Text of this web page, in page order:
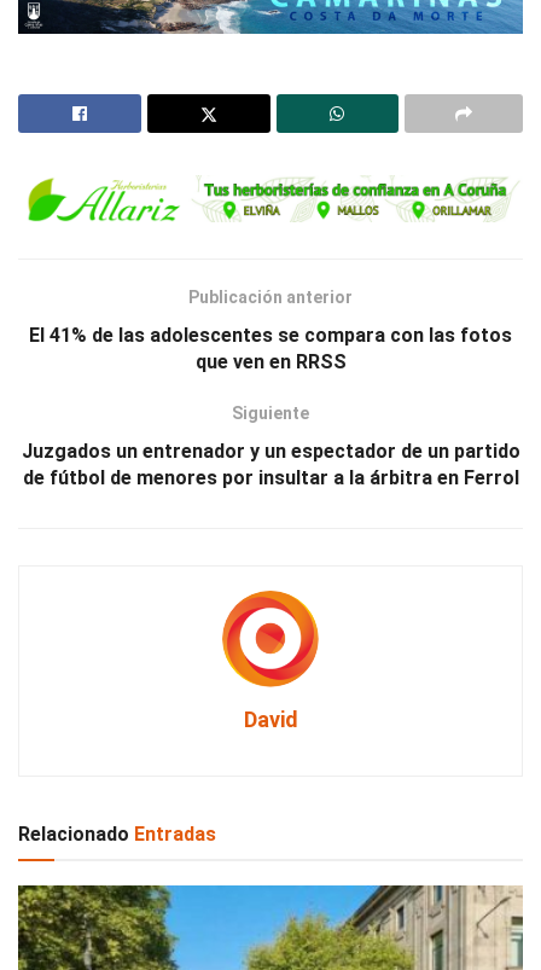
Publicación anterior
El 41% de las adolescentes se compara con las fotos
que ven en RRSS
Siguiente
Juzgados un entrenador y un espectador de un partido
de fútbol de menores por insultar a la árbitra en Ferrol
David
Relacionado Entradas